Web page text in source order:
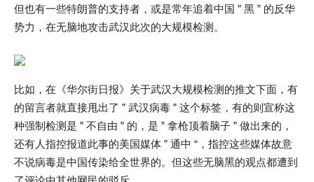
但也有一些特朗普的支持者，或是常年追着中国 ” 黑 ” 的反华
势力，在无脑地攻击武汉此次的大规模检测。
比如，在《华尔街日报》关于武汉大规模检测的推文下面，有
的留言者就直接甩出了 ” 武汉病毒 ” 这个标签，有的则宣称这
种强制检测是 ” 不自由 ” 的，是 ” 拿枪顶着脑子 ” 做出来的，
还有人指控报道此事的美国媒体 ” 通中 “，指控这些媒体故意
不说病毒是中国传染给全世界的。但这些无脑黑的观点都遭到